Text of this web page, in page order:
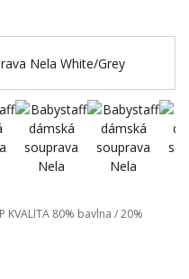
80% bavlna / 20%